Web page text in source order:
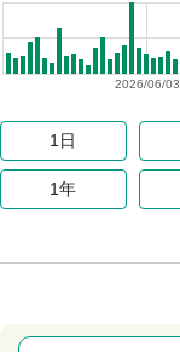
2026/06/03
1日
1年